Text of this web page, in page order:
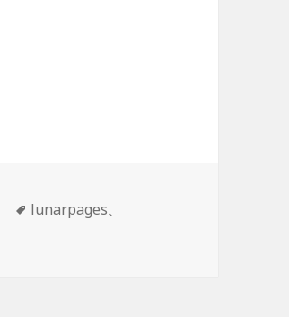
标
lunarpages、